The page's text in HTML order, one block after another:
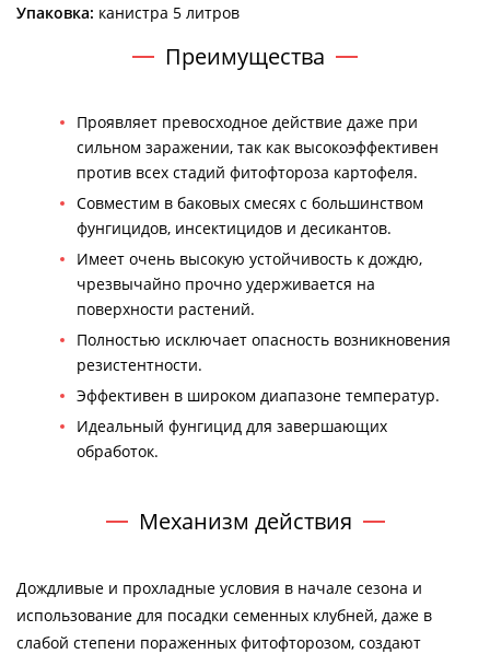
Упаковка: канистра 5 литров
Преимущества
​Проявляет превосходное действие даже при
сильном заражении, так как высокоэффективен
против всех стадий фитофтороза картофеля.
Совместим в баковых смесях с большинством
фунгицидов, инсектицидов и десикантов.
Имеет очень высокую устойчивость к дождю,
чрезвычайно прочно удерживается на
поверхности растений.
Полностью исключает опасность возникновения
резистентности.
Эффективен в широком диапазоне температур.
Идеальный фунгицид для завершающих
обработок.
Механизм действия
Дождливые и прохладные условия в начале сезона и
использование для посадки семенных клубней, даже в
слабой степени пораженных фитофторозом, создают